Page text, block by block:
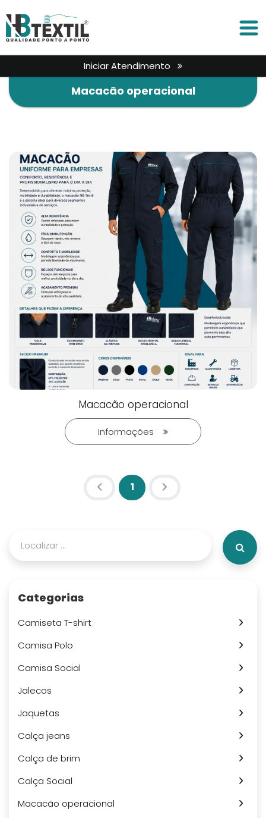
Iniciar Atendimento
Macacão operacional
Macacão operacional
Informações
1 (atual)
Categorias
Camiseta T-shirt
Camisa Polo
Camisa Social
Jalecos
Jaquetas
Calça jeans
Calça de brim
Calça Social
Macacão operacional